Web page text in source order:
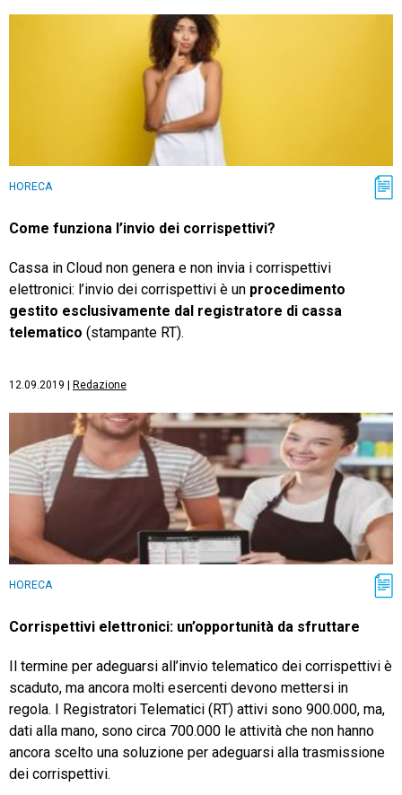
HORECA
Come funziona l’invio dei corrispettivi?
Cassa in Cloud non genera e non invia i corrispettivi
elettronici: l’invio dei corrispettivi è un procedimento
gestito esclusivamente dal registratore di cassa
telematico (stampante RT).
12.09.2019 | Redazione
HORECA
Corrispettivi elettronici: un’opportunità da sfruttare
Il termine per adeguarsi all’invio telematico dei corrispettivi è
scaduto, ma a­­ncora molti esercenti devono mettersi in
regola. I Registratori Telematici (RT) attivi sono 900.000, ma,
dati alla mano, sono circa 700.000 le attività che non hanno
ancora scelto una soluzione per adeguarsi alla trasmissione
dei corrispettivi.